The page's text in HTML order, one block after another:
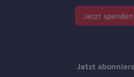
Jetzt spenden
Jetzt